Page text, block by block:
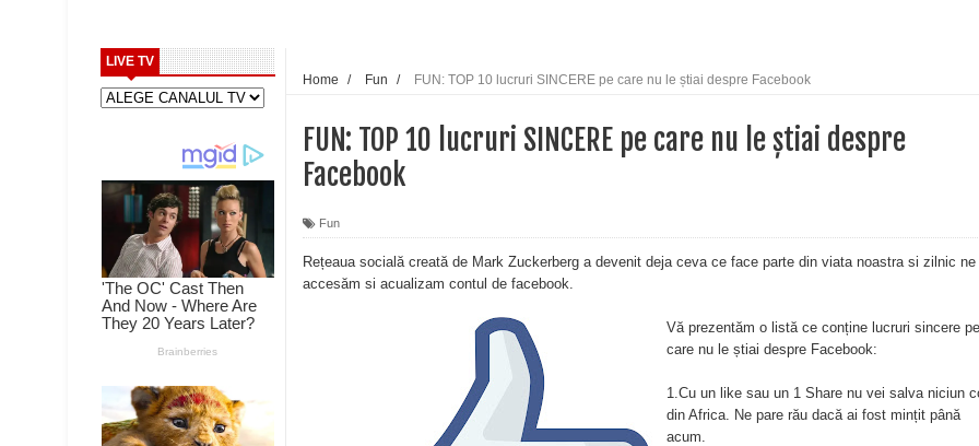
LIVE TV
Home / Fun / FUN: TOP 10 lucruri SINCERE pe care nu le știai despre Facebook
FUN: TOP 10 lucruri SINCERE pe care nu le știai despre
Facebook
Fun
Rețeaua socială creată de Mark Zuckerberg a devenit deja ceva ce face parte din viata noastra si zilnic ne
accesăm si acualizam contul de facebook.
Vă prezentăm o listă ce conține lucruri sincere pe
care nu le știai despre Facebook:
1.Cu un like sau un 1 Share nu vei salva niciun
din Africa. Ne pare rău dacă ai fost mințit până
acum.